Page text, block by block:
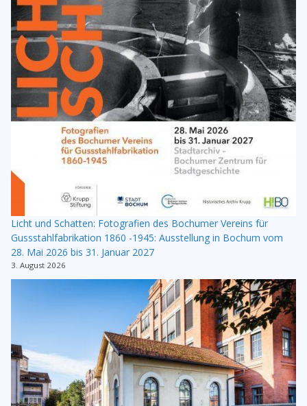
Licht und Schatten: Fotografien des Bochumer Vereins für
Gussstahlfabrikation 1860 -1945: Ausstellung in Bochum vom
28. Mai 2026 bis 31. Januar 2027
3. August 2026